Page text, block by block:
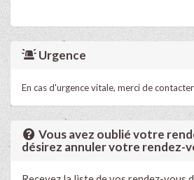
Urgence
En cas d'urgence vitale, merci de
Vous avez oublié votre
désirez annuler votre rendez-